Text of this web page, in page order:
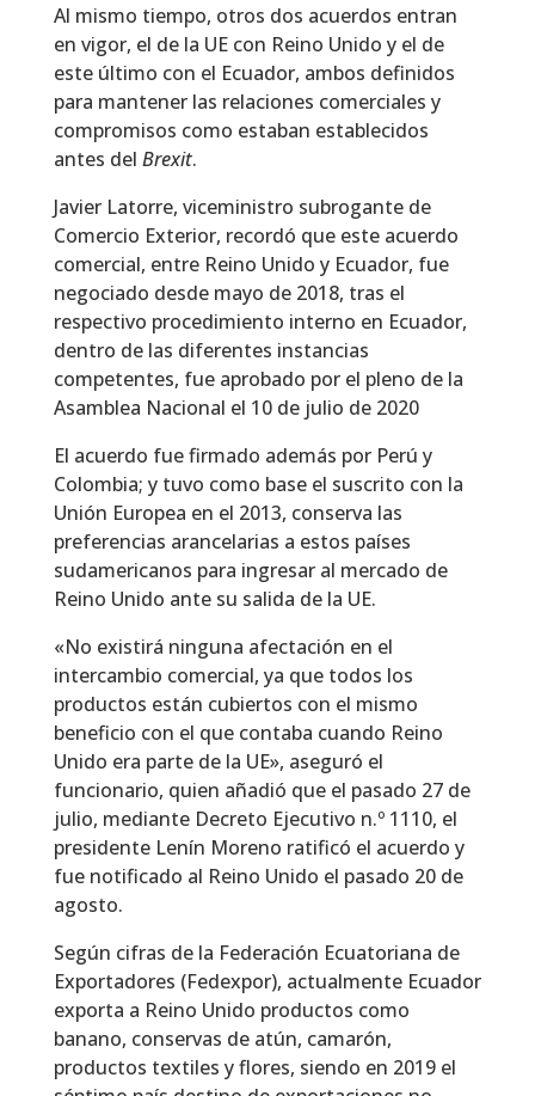
Al mismo tiempo, otros dos acuerdos entran
en vigor, el de la UE con Reino Unido y el de
este último con el Ecuador, ambos definidos
para mantener las relaciones comerciales y
compromisos como estaban establecidos
antes del Brexit.
Javier Latorre, viceministro subrogante de
Comercio Exterior, recordó que este acuerdo
comercial, entre Reino Unido y Ecuador, fue
negociado desde mayo de 2018, tras el
respectivo procedimiento interno en Ecuador,
dentro de las diferentes instancias
competentes, fue aprobado por el pleno de la
Asamblea Nacional el 10 de julio de 2020
El acuerdo fue firmado además por Perú y
Colombia; y tuvo como base el suscrito con la
Unión Europea en el 2013, conserva las
preferencias arancelarias a estos países
sudamericanos para ingresar al mercado de
Reino Unido ante su salida de la UE.
«No existirá ninguna afectación en el
intercambio comercial, ya que todos los
productos están cubiertos con el mismo
beneficio con el que contaba cuando Reino
Unido era parte de la UE», aseguró el
funcionario, quien añadió que el pasado 27 de
julio, mediante Decreto Ejecutivo n.º 1110, el
presidente Lenín Moreno ratificó el acuerdo y
fue notificado al Reino Unido el pasado 20 de
agosto.
Según cifras de la Federación Ecuatoriana de
Exportadores (Fedexpor), actualmente Ecuador
exporta a Reino Unido productos como
banano, conservas de atún, camarón,
productos textiles y flores, siendo en 2019 el